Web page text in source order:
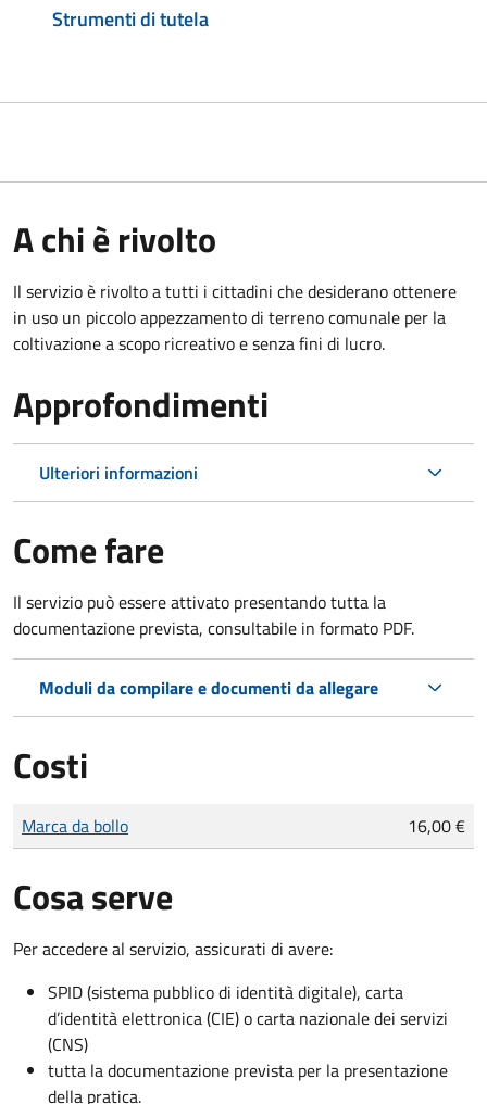
Strumenti di tutela
A chi è rivolto
Il servizio è rivolto a tutti i cittadini che desiderano ottenere
in uso un piccolo appezzamento di terreno comunale per la
coltivazione a scopo ricreativo e senza fini di lucro.
Approfondimenti
Ulteriori informazioni
Come fare
Il servizio può essere attivato presentando tutta la
documentazione prevista, consultabile in formato PDF.
Moduli da compilare e documenti da allegare
Costi
Tipo di pagamento
Importo
Marca da bollo 16,00 €
Cosa serve
Per accedere al servizio, assicurati di avere:
SPID (sistema pubblico di identità digitale), carta
d’identità elettronica (CIE) o carta nazionale dei servizi
(CNS)
tutta la documentazione prevista per la presentazione
della pratica.